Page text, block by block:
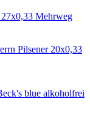
Mehrweg
Pilsener 20x0,33
blue alkoholfrei